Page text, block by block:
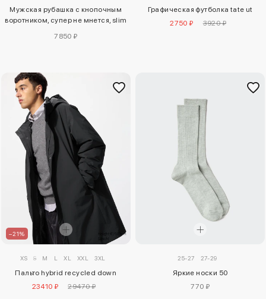
Мужская рубашка с кнопочным
воротником, супер не мнется, slim
7850 ₽
Графическая футболка tate ut
2750 ₽
3920 ₽
–21%
XS S M L XL XXL 3XL
Пальто hybrid recycled down
23410 ₽
29470 ₽
25-27 27-29
Яркие носки 50
770 ₽